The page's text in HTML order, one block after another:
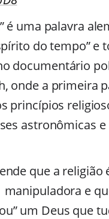
é uma palavra
do tempo” e
documentário
onde a primeira
princípios
astronômicas e
que a religião
e
um Deus que